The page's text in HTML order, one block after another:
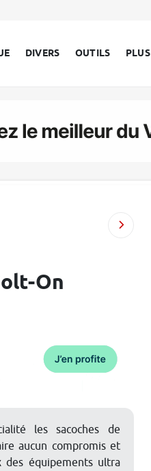
DIVERS OUTILS PLUS
On
les sacoches de
aucun compromis et
des équipements ultra